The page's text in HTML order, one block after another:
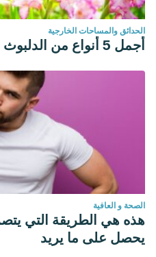
الحدائق والمساحات الخارجية
أجمل 5 أنواع من الدلبوث في العالم
الصحة و العافية
هذه هي الطريقة التي
يحصل على ما يريد